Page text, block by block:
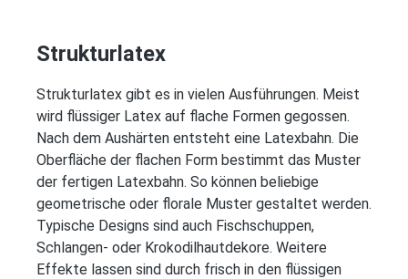
Strukturlatex
Strukturlatex gibt es in vielen Ausführungen. Meist
wird flüssiger Latex auf flache Formen gegossen.
Nach dem Aushärten entsteht eine Latexbahn. Die
Oberfläche der flachen Form bestimmt das Muster
der fertigen Latexbahn. So können beliebige
geometrische oder florale Muster gestaltet werden.
Typische Designs sind auch Fischschuppen,
Schlangen- oder Krokodilhautdekore. Weitere
Effekte lassen sind durch frisch in den flüssigen